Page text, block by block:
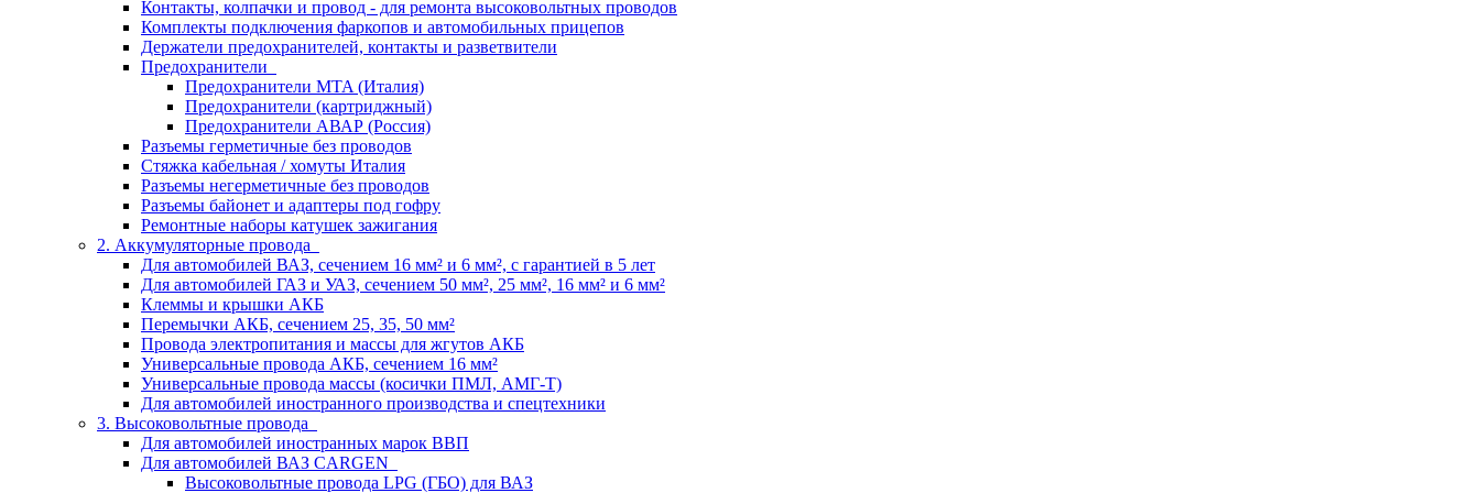
Контакты, колпачки и провод - для ремонта высоковольтных проводов
Комплекты подключения фаркопов и автомобильных прицепов
Держатели предохранителей, контакты и разветвители
Предохранители
Предохранители MTA (Италия)
Предохранители (картриджный)
Предохранители АВАР (Россия)
Разъемы герметичные без проводов
Стяжка кабельная / хомуты Италия
Разъемы негерметичные без проводов
Разъемы байонет и адаптеры под гофру
Ремонтные наборы катушек зажигания
2. Аккумуляторные провода
Для автомобилей ВАЗ, сечением 16 мм² и 6 мм², с гарантией в 5 лет
Для автомобилей ГАЗ и УАЗ, сечением 50 мм², 25 мм², 16 мм² и 6 мм²
Клеммы и крышки АКБ
Перемычки АКБ, сечением 25, 35, 50 мм²
Провода электропитания и массы для жгутов АКБ
Универсальные провода АКБ, сечением 16 мм²
Универсальные провода массы (косички ПМЛ, АМГ-Т)
Для автомобилей иностранного производства и спецтехники
3. Высоковольтные провода
Для автомобилей иностранных марок ВВП
Для автомобилей ВАЗ CARGEN
Высоковольтные провода LPG (ГБО) для ВАЗ